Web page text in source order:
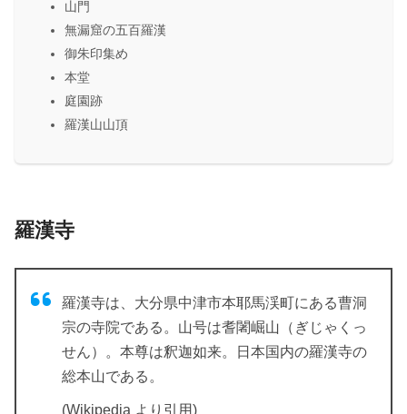
山門
無漏窟の五百羅漢
御朱印集め
本堂
庭園跡
羅漢山山頂
羅漢寺
羅漢寺は、大分県中津市本耶馬渓町にある曹洞
宗の寺院である。山号は耆闍崛山（ぎじゃくっ
せん）。本尊は釈迦如来。日本国内の羅漢寺の
総本山である。
(Wikipedia より引用)